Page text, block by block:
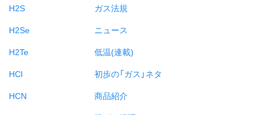
H2S
H2Se
H2Te
HCl
HCN
ガス法規
ニュース
低温(連載)
初歩の「ガス」ネタ
商品紹介